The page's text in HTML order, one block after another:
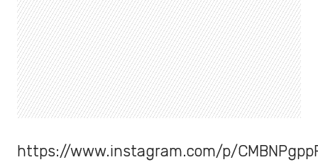
https://www.instagram.com/p/